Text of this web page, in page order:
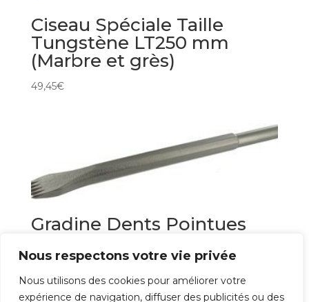
Nous respectons votre vie privée
Nous utilisons des cookies pour améliorer votre
expérience de navigation, diffuser des publicités ou des
Ciseau Spéciale Taille
Tungstène LT250 mm
(Marbre et grès)
49,45€
Gradine Dents Pointues